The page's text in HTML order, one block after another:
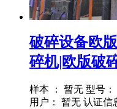
破碎设备欧
碎机|欧版破
样本 ： 暂无 型号
用户： 暂无 认证信